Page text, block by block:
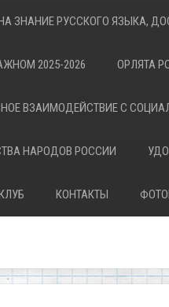
ЗНАНИЕ РУССКОГО ЯЗЫКА,
2025-2026 ОРЛЯТА
ВЗАИМОДЕЙСТВИЕ С
НАРОДОВ РОССИИ
КОНТАКТЫ